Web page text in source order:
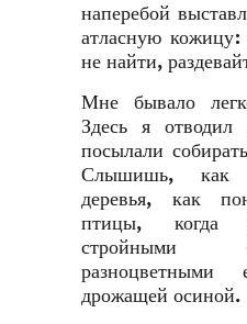
наперебой
атласную
не найти,
Мне бывало
Здесь я
посылали
Слышишь, как
деревья, как
птицы, когда
стройными
дрожащей осиной.